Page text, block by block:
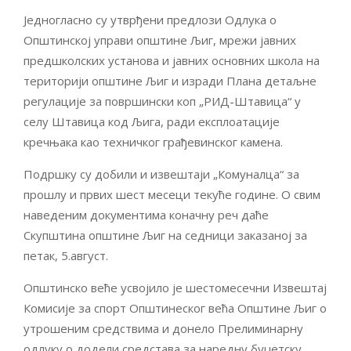
Једногласно су утврђени предлози Одлука о
Општинској управи општине Љиг, мрежи јавних
предшколских установа и јавних основних школа на
територији општине Љиг и изради Плана детаљне
регулације за површински коп „РИД-Штавица“ у
селу Штавица код Љига, ради експлоатације
кречњака као техничког грађевинског камена.
Подршку су добили и извештаји „Комуналца“ за
прошлу и првих шест месеци текуће године. О свим
наведеним документима коначну реч даће
Скупштина општине Љиг на седници заказаној за
петак, 5.август.
Општинско веће усвојило је шестомесечни Извештај
Комисије за спорт Општинеског већа Општине Љиг о
утрошеним средствима и донело Прелиминарну